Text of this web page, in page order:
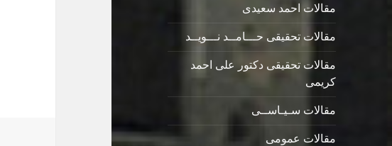
مقالات احمد سعیدی
مقالات تحقیقی حـــامــد نـــویــد
مقالات تحقیقی دکتور علی احمد
کریمی
مقالات سـیـاســی
مقالات عمومی